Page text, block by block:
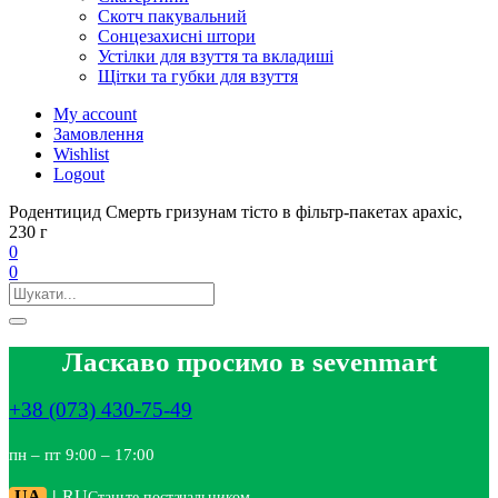
Скотч пакувальний
Сонцезахисні штори
Устілки для взуття та вкладиші
Щітки та губки для взуття
My account
Замовлення
Wishlist
Logout
Родентицид Смерть гризунам тісто в фільтр-пакетах арахіс,
230 г
0
0
Ласкаво просимо в sevenmart
+38 (073) 430-75-49
пн – пт 9:00 – 17:00